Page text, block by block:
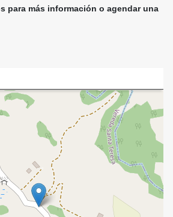
para más información o agendar una